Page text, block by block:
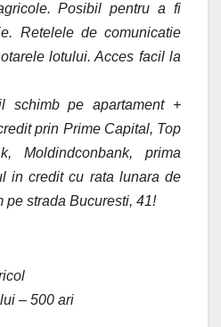
Posibil pentru a fi
Retelele de comunicatie
lotului. Acces facil la
schimb pe apartament +
prin Prime Capital, Top
Moldindconbank, prima
in credit cu rata lunara de
pe strada Bucuresti, 41!
– 500 ari